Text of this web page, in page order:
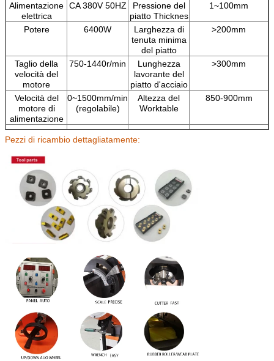
Alimentazione
elettrica
CA 380V 50HZ
Pressione del
piatto Thicknes
1~100mm
Potere 6400W
Larghezza di
tenuta minima
del piatto
>200mm
Taglio della
velocità del
motore
750-1440r/min
Lunghezza
lavorante del
piatto d'acciaio
>300mm
Velocità del
motore di
alimentazione
0~1500mm/min
(regolabile)
Altezza del
Worktable
850-900mm
Larghezza di
macinazione
1-100mm Peso 440Kg
Singola
larghezza
smussata del
piatto
dei materiali
Angolo di
macinazione
0°~90°
(regolabile)
Pezzi di ricambio dettagliatamente: